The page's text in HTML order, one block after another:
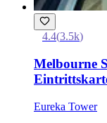
4.4(3.5k)
Melbourne
Eureka Tower